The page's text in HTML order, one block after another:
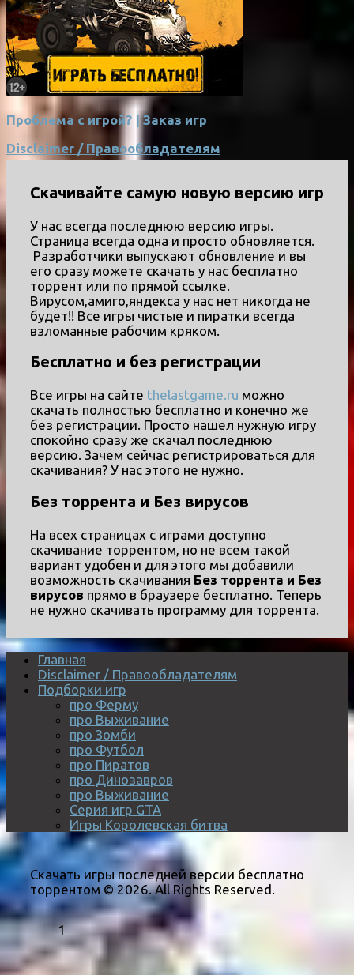
Проблема с игрой? | Заказ игр
Disclaimer / Правообладателям
Скачивайте самую новую версию игр
У нас всегда последнюю версию игры.
Страница всегда одна и просто обновляется.
Разработчики выпускают обновление и вы
его сразу можете скачать у нас бесплатно
торрент или по прямой ссылке.
Вирусом,амиго,яндекса у нас нет никогда не
будет!! Все игры чистые и пиратки всегда
взломанные рабочим кряком.
Бесплатно и без регистрации
Все игры на сайте thelastgame.ru можно
скачать полностью бесплатно и конечно же
без регистрации. Просто нашел нужную игру
спокойно сразу же скачал последнюю
версию. Зачем сейчас регистрироваться для
скачивания? У нас этого не нужно.
Без торрента и Без вирусов
На всех страницах с играми доступно
скачивание торрентом, но не всем такой
вариант удобен и для этого мы добавили
возможность скачивания Без торрента и Без
вирусов прямо в браузере бесплатно. Теперь
не нужно скачивать программу для торрента.
Главная
Disclaimer / Правообладателям
Подборки игр
про Ферму
про Выживание
про Зомби
про Футбол
про Пиратов
про Динозавров
про Выживание
Серия игр GTA
Игры Королевская битва
Скачать игры последней версии бесплатно
торрентом © 2026. All Rights Reserved.
1